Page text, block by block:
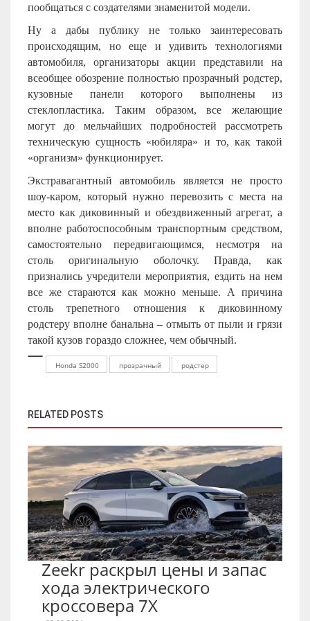
пообщаться с создателями знаменитой модели.
Ну а дабы публику не только заинтересовать
происходящим, но еще и удивить технологиями
автомобиля, организаторы акции представили на
всеобщее обозрение полностью прозрачный родстер,
кузовные панели которого выполнены из
стеклопластика. Таким образом, все желающие
могут до мельчайших подробностей рассмотреть
техническую сущность «юбиляра» и то, как такой
«организм» функционирует.
Экстравагантный автомобиль является не просто
шоу-каром, который нужно перевозить с места на
место как диковинный и обездвиженный агрегат, а
вполне работоспособным транспортным средством,
самостоятельно передвигающимся, несмотря на
столь оригинальную оболочку. Правда, как
признались учредители мероприятия, ездить на нем
все же стараются как можно меньше. А причина
столь трепетного отношения к диковинному
родстеру вполне банальна – отмыть от пыли и грязи
такой кузов гораздо сложнее, чем обычный.
Honda S2000 прозрачный родстер
RELATED POSTS
Zeekr раскрыл цены и запас
хода электрического
кроссовера 7X